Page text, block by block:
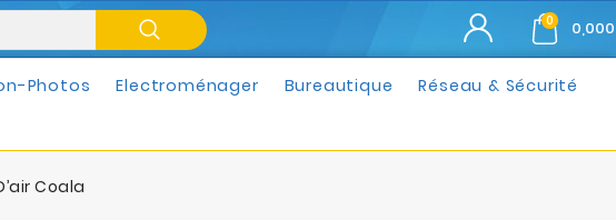
0
Photos Electroménager Bureautique Réseau & Sécurité
Coala